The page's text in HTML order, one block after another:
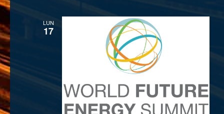
LUN
17